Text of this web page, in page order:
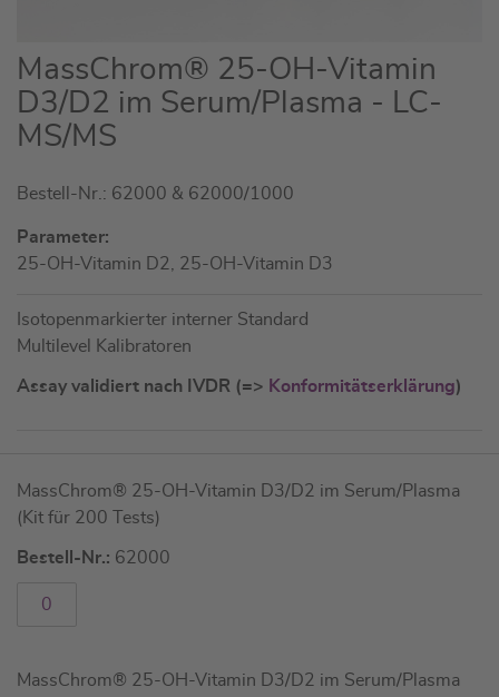
Zum
Anfang
der
Bildgalerie
MassChrom® 25-OH-Vitamin
D3/D2 im Serum/Plasma - LC-
MS/MS
Bestell-Nr.: 62000 & 62000/1000
Parameter:
25-OH-Vitamin D2, 25-OH-Vitamin D3
Isotopenmarkierter interner Standard
Multilevel Kalibratoren
Assay validiert nach IVDR (=> Konformitätserklärung)
für
gruppiertes
Produkt
MassChrom® 25-OH-Vitamin D3/D2 im Serum/Plasma
(Kit für 200 Tests)
Bestell-Nr.: 62000
MassChrom® 25-OH-Vitamin D3/D2 im Serum/Plasma